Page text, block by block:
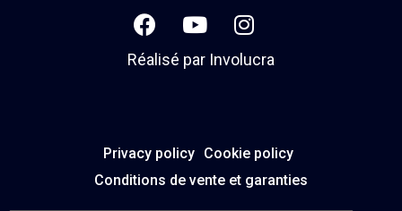
Réalisé par Involucra
Privacy policy Cookie policy
Conditions de vente et garanties